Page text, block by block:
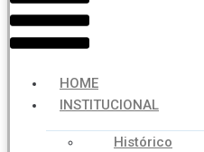
HOME
INSTITUCIONAL
Histórico